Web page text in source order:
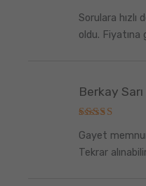
üzerinden
5oy aldı
Sorulara hızlı
oldu. Fiyatına
üzerinden
5 oy aldı
Berkay Sarı
Gayet
Tekrar